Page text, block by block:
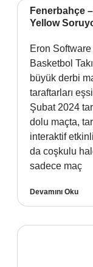
Fenerbahçe
Yellow
Eron
Basketbol
büyük derbi
taraftarları
Şubat 2024
dolu maçta,
interaktif
da coşkulu
sadece maç
Devamını Oku